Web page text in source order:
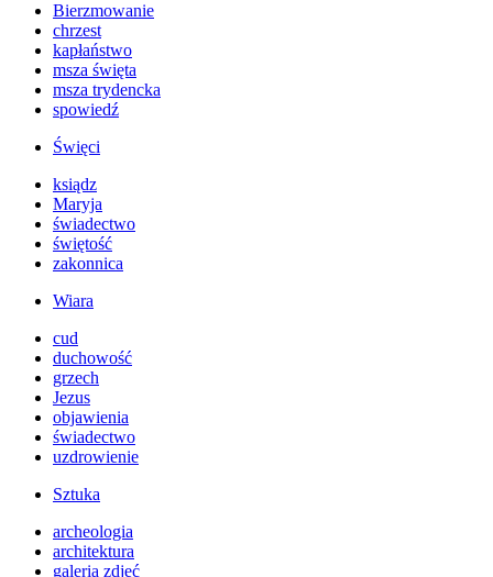
Bierzmowanie
chrzest
kapłaństwo
msza święta
msza trydencka
spowiedź
Święci
ksiądz
Maryja
świadectwo
świętość
zakonnica
Wiara
cud
duchowość
grzech
Jezus
objawienia
świadectwo
uzdrowienie
Sztuka
archeologia
architektura
galeria zdjęć